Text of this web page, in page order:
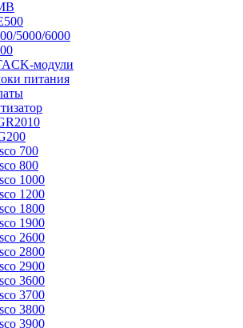
5000/6000
модули
питания
700
800
1000
1200
1800
1900
2600
2800
2900
3600
3700
3800
3900